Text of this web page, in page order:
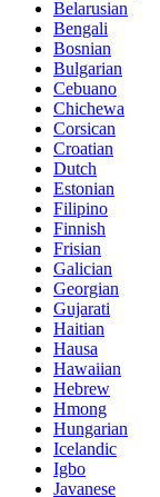
Belarusian
Bengali
Bosnian
Bulgarian
Cebuano
Chichewa
Corsican
Croatian
Dutch
Estonian
Filipino
Finnish
Frisian
Galician
Georgian
Gujarati
Haitian
Hausa
Hawaiian
Hebrew
Hmong
Hungarian
Icelandic
Igbo
Javanese